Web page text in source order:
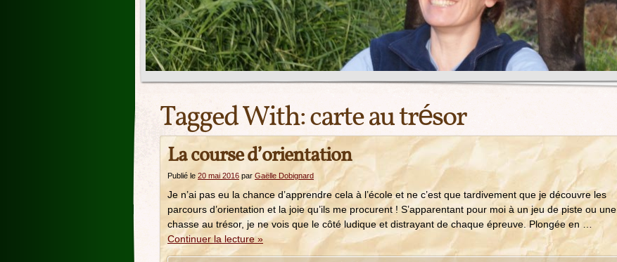
Tagged With:carte au trésor
La course d’orientation
Publié le 20 mai 2016 par Gaëlle Dobignard
Je n’ai pas eu la chance d’apprendre cela à l’école et ne c’est que tardivement que je découvre les
parcours d’orientation et la joie qu’ils me procurent ! S’apparentant pour moi à un jeu de piste ou une
chasse au trésor, je ne vois que le côté ludique et distrayant de chaque épreuve. Plongée en …
Continuer la lecture»